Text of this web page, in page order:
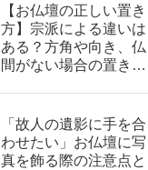
【お仏壇の正しい置き
方】宗派による違いは
ある？方角や向き、仏
間がない場合の置き場
「故人の遺影に手を合
わせたい」お仏壇に写
真を飾る際の注意点と